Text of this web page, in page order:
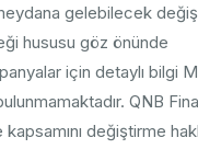
gelebilecek
hususu göz önünde
için detaylı bilgi
QNB
değiştirme